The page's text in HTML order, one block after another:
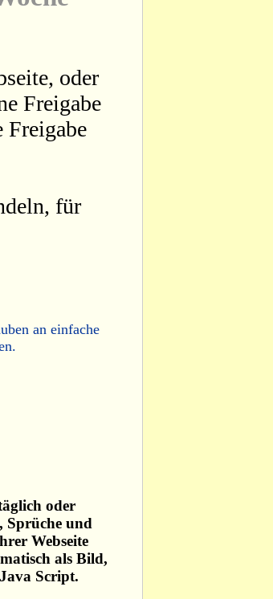
oder
Freigabe
Freigabe
für
an einfache
oder
Sprüche und
Webseite
als Bild,
Script.